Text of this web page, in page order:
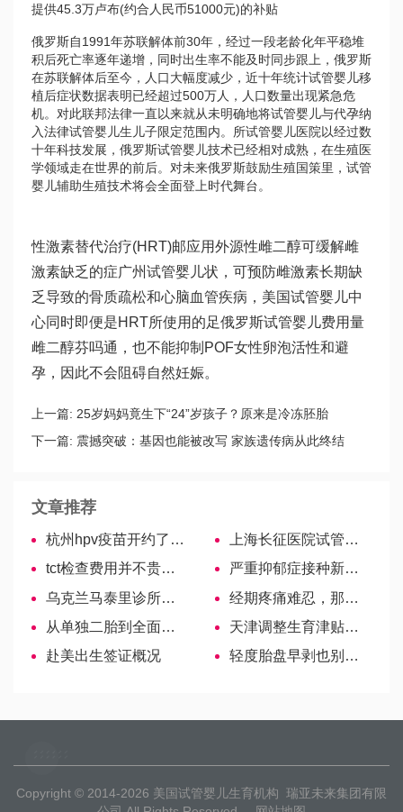
提供45.3万卢布(约合人民币51000元)的补贴
俄罗斯自1991年苏联解体前30年，经过一段老龄化年平稳堆
积后死亡率逐年递增，同时出生率不能及时同步跟上，俄罗斯
在苏联解体后至今，人口大幅度减少，近十年统计试管婴儿移
植后症状数据表明已经超过500万人，人口数量出现紧急危
机。对此联邦法律一直以来就从未明确地将试管婴儿与代孕纳
入法律试管婴儿生儿子限定范围内。所试管婴儿医院以经过数
十年科技发展，俄罗斯试管婴儿技术已经相对成熟，在生殖医
学领域走在世界的前后。对未来俄罗斯鼓励生殖国策里，试管
婴儿辅助生殖技术将会全面登上时代舞台。
性激素替代治疗(HRT)邮应用外源性雌二醇可缓解雌
激素缺乏的症广州试管婴儿状，可预防雌激素长期缺
乏导致的骨质疏松和心脑血管疾病，美国试管婴儿中
心同时即便是HRT所使用的足俄罗斯试管婴儿费用量
雌二醇芬吗通 ，也不能抑制POF女性卵泡活性和避
孕，因此不会阻碍自然妊娠。
上一篇: 25岁妈妈竟生下“24”岁孩子？原来是冷冻胚胎
下一篇: 震撼突破：基因也能被改写 家族遗传病从此终结
文章推荐
杭州hpv疫苗开约了，不限户籍！
上海长征医院试管婴儿医生名单，2022助孕成功率高的大夫参考
tct检查费用并不贵，医保还可报销一部分
严重抑郁症接种新冠疫苗风险大，一文知晓盲目打会怎样
乌克兰马泰里诊所口碑名医—Berestovoy Oleg Alexandrovich
经期疼痛难忍，那些食物要多吃？哪些禁忌不能碰？
从单独二胎到全面二胎政策，独生子奖励或取消
天津调整生育津贴享受条件，申领时效、参保时间新政出台！
赴美出生签证概况
轻度胎盘早剥也别傻傻等自愈，不及时解决后果很严重
Copyright © 2014-2026 美国试管婴儿生育机构 瑞亚未来集团有限